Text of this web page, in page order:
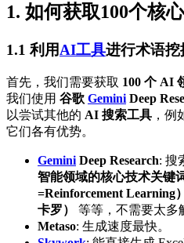
1. 如何获取100个核
1.1 利用AI工具进行术语挖
首先，我们需要获取 100 个 AI
我们使用 谷歌 Gemini Deep
以尝试其他的 AI 搜索工具 ，例
它们各有优势。
Gemini Deep Research: 搜
智能领域的核心技术关键
=Reinforcement Learning）
卡罗）
等等，不需要太多
Metaso: 生成速度最快。